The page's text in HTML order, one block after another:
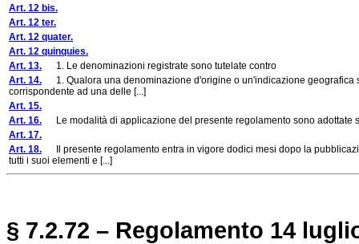
Art. 12 bis.
Art. 12 ter.
Art. 12 quater.
Art. 12 quinquies.
Art. 13. 1. Le denominazioni registrate sono tutelate contro
Art. 14. 1. Qualora una denominazione d'origine o un'indicazione geografica
corrispondente ad una delle [...]
Art. 15.
Art. 16. Le modalità di applicazione del presente regolamento sono adottate
Art. 17.
Art. 18. Il presente regolamento entra in vigore dodici mesi dopo la
tutti i suoi elementi e [...]
§ 7.2.72 – Regolamento 14